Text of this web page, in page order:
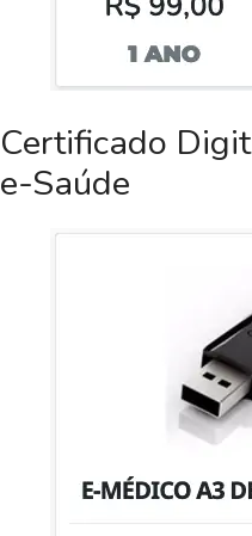
Certificado
e-Saúde